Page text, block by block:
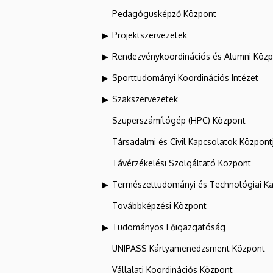
Pedagógusképző Központ
Projektszervezetek
Rendezvénykoordinációs és Alumni
Sporttudományi Koordinációs Intézet
Szakszervezetek
Szuperszámítógép (HPC) Központ
Társadalmi és Civil Kapcsolatok
Távérzékelési Szolgáltató Központ
Természettudományi és Technológiai
Továbbképzési Központ
Tudományos Főigazgatóság
UNIPASS Kártyamenedzsment Központ
Vállalati Koordinációs Központ